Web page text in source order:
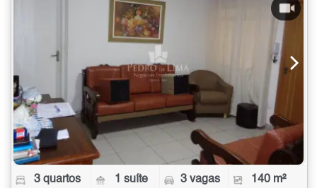
3 quartos 1 suíte 3 vagas 140 m²